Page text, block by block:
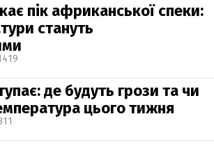
пік африканської спеки:
стануть
де будуть грози та чи
цього тижня